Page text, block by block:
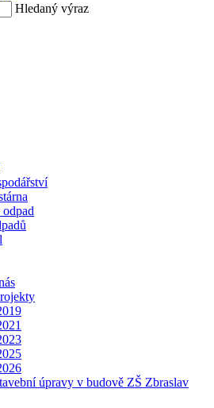
Hledaný výraz
úpravy v budově ZŠ Zbraslav